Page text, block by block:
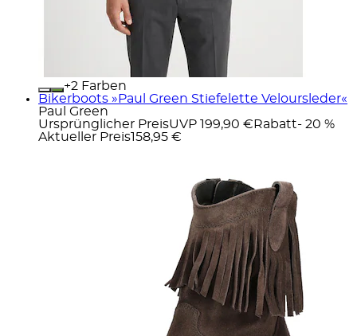
+
Farben
Bikerboots »Paul Green Stiefelette Veloursleder«
Paul Green
Ursprünglicher PreisUVP 199,90 € Rabatt- 20 %
Aktueller Preis158,95 €